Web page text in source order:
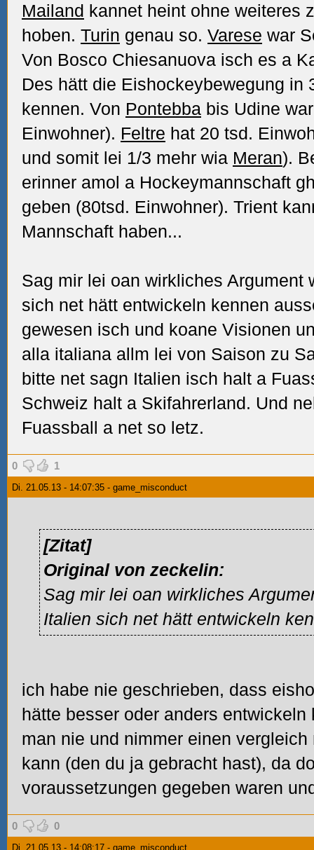
Mailand kannet heint ohne weiteres
hoben. Turin genau so. Varese war
Von Bosco Chiesanuova isch es a
Des hätt die Eishockeybewegung in
kennen. Von Pontebba bis Udine
Einwohner). Feltre hat 20 tsd.
und somit lei 1/3 mehr wia Meran).
erinner amol a Hockeymannschaft
geben (80tsd. Einwohner). Trient
Mannschaft haben...
Sag mir lei oan wirkliches Argument
sich net hätt entwickeln kennen
gewesen isch und koane Visionen
alla italiana allm lei von Saison zu
bitte net sagn Italien isch halt a
Schweiz halt a Skifahrerland. Und
Fuassball a net so letz.
0 1
Di. 21.05.13 - 14:07:35 - game_misconduct
[Zitat]
Original von zeckelin:
Sag mir lei oan wirkliches
Italien sich net hätt entwickeln
ich habe nie geschrieben, dass
hätte besser oder anders
man nie und nimmer einen
kann (den du ja gebracht hast), da
voraussetzungen gegeben waren
0 0
Di. 21.05.13 - 14:08:17 - game_misconduct